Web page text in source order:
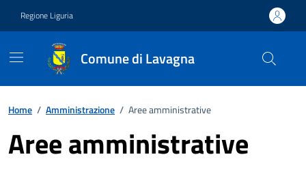
Regione Liguria
Comune di Lavagna
Home / Amministrazione / Aree amministrative
Aree amministrative